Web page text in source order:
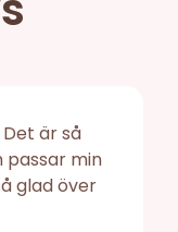
är så
min
glad över